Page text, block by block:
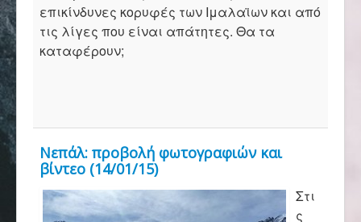
επικίνδυνες κορυφές των Ιμαλαϊων και από
τις λίγες που είναι απάτητες. Θα τα
καταφέρουν;
Νεπάλ: προβολή φωτογραφιών και
βίντεο (14/01/15)
Στι
ς